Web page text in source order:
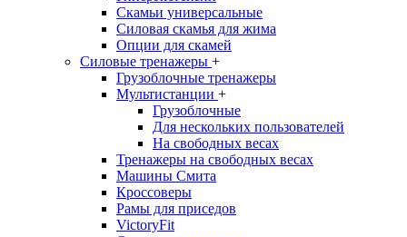
Скамьи универсальные
Силовая скамья для жима
Опции для скамей
Силовые тренажеры +
Грузоблочные тренажеры
Мультистанции +
Грузоблочные
Для нескольких пользователей
На свободных весах
Тренажеры на свободных весах
Машины Смита
Кроссоверы
Рамы для приседов
VictoryFit